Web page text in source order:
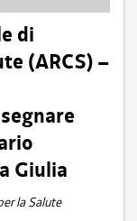
di
(ARCS) –
Giulia
la Salute